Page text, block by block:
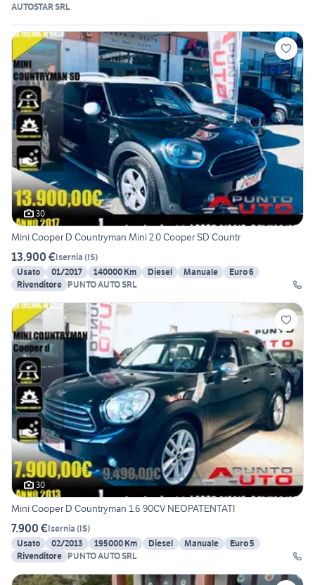
AUTOSTAR SRL
30
Mini Cooper D Countryman Mini 2.0 Cooper SD Countr
13.900 €Isernia (IS)
Usato
01/2017 140000 Km Diesel Manuale
Euro 6
Rivenditore PUNTO AUTO SRL
30
Mini Cooper D Countryman 1.6 90CV NEOPATENTATI
7.900 €Isernia (IS)
Usato
02/2013 195000 Km Diesel Manuale
Euro 5
Rivenditore PUNTO AUTO SRL